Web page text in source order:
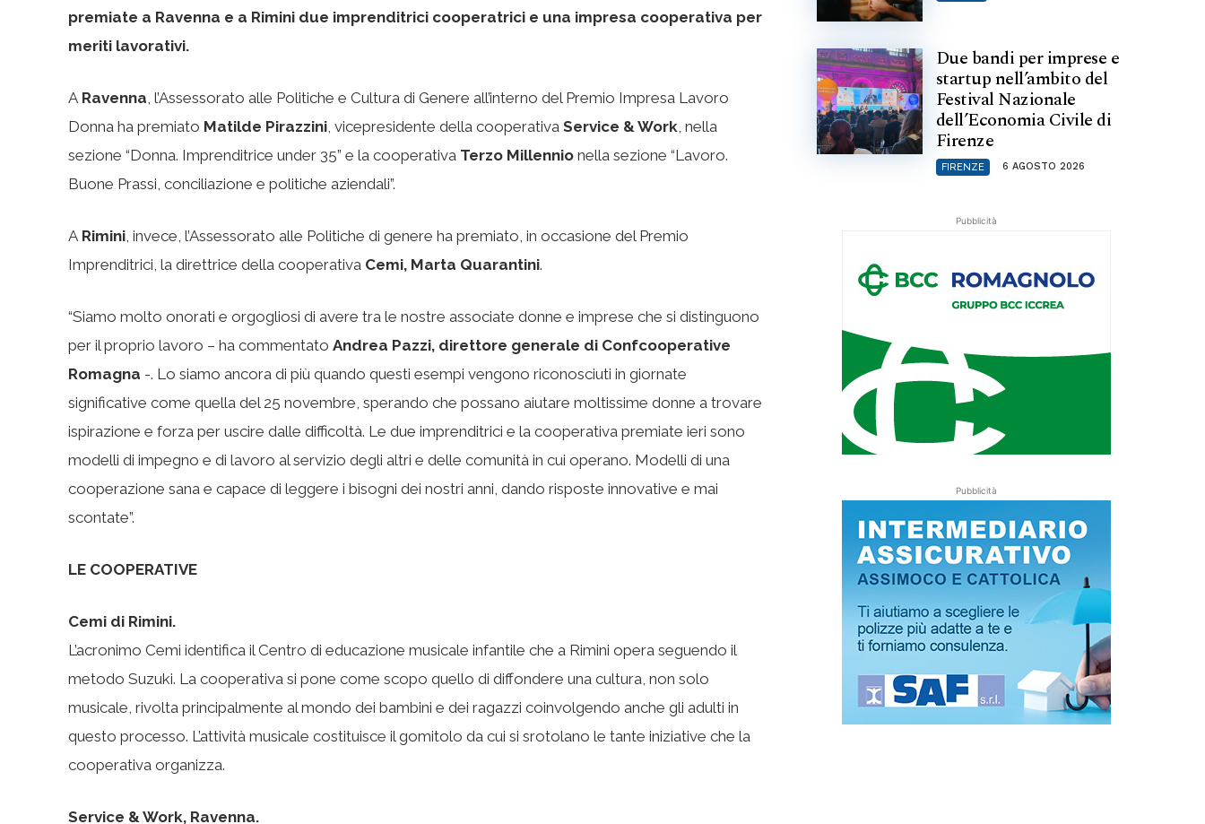
premiate a Ravenna e a Rimini due imprenditrici cooperatrici e una impresa cooperativa per
meriti lavorativi.
A Ravenna, l’Assessorato alle Politiche e Cultura di Genere all’interno del Premio Impresa Lavoro
Donna ha premiato Matilde Pirazzini, vicepresidente della cooperativa Service & Work, nella
sezione “Donna. Imprenditrice under 35” e la cooperativa Terzo Millennio nella sezione “Lavoro.
Buone Prassi, conciliazione e politiche aziendali”.
A Rimini, invece, l’Assessorato alle Politiche di genere ha premiato, in occasione del Premio
Imprenditrici, la direttrice della cooperativa Cemi, Marta Quarantini.
“Siamo molto onorati e orgogliosi di avere tra le nostre associate donne e imprese che si distinguono
per il proprio lavoro – ha commentato Andrea Pazzi, direttore generale di Confcooperative
Romagna -. Lo siamo ancora di più quando questi esempi vengono riconosciuti in giornate
significative come quella del 25 novembre, sperando che possano aiutare moltissime donne a trovare
ispirazione e forza per uscire dalle difficoltà. Le due imprenditrici e la cooperativa premiate ieri sono
modelli di impegno e di lavoro al servizio degli altri e delle comunità in cui operano. Modelli di una
cooperazione sana e capace di leggere i bisogni dei nostri anni, dando risposte innovative e mai
scontate”.
LE COOPERATIVE
Cemi di Rimini.
L’acronimo Cemi identifica il Centro di educazione musicale infantile che a Rimini opera seguendo il
metodo Suzuki. La cooperativa si pone come scopo quello di diffondere una cultura, non solo
musicale, rivolta principalmente al mondo dei bambini e dei ragazzi coinvolgendo anche gli adulti in
questo processo. L’attività musicale costituisce il gomitolo da cui si srotolano le tante iniziative che la
cooperativa organizza.
Service & Work, Ravenna.
Due bandi per imprese e
startup nell’ambito del
Festival Nazionale
dell’Economia Civile di
Firenze
FIRENZE 6 AGOSTO 2026
Pubblicità
Pubblicità